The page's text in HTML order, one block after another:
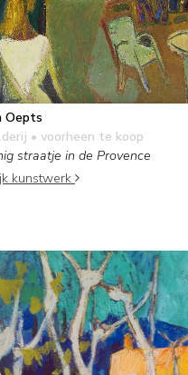
Oepts
• voorheen te koop
straatje in de Provence
kunstwerk